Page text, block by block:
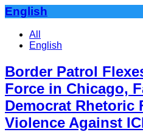
English
All
English
Border Patrol
Force in Chicago,
Democrat Rhetoric
Violence Against